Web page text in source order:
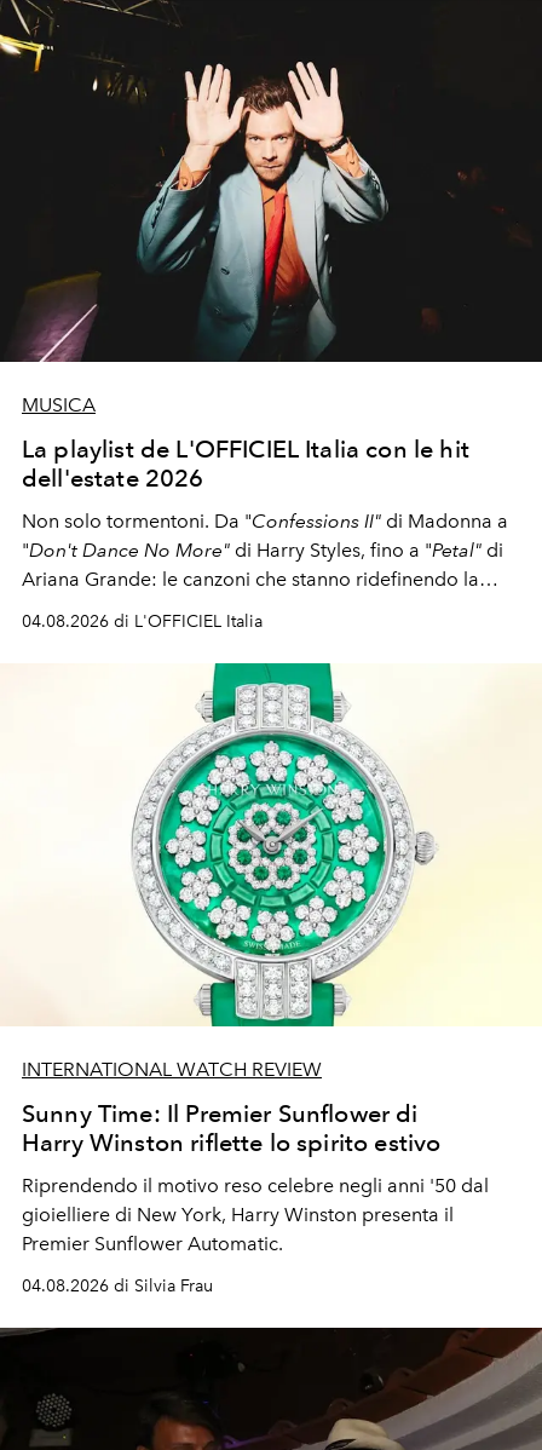
MUSICA
La playlist de L'OFFICIEL Italia con le hit
dell'estate 2026
Non solo tormentoni. Da "Confessions II" di Madonna a
"Don't Dance No More" di Harry Styles, fino a "Petal" di
Ariana Grande: le canzoni che stanno ridefinendo la
04.08.2026 di L'OFFICIEL Italia
INTERNATIONAL WATCH REVIEW
Sunny Time: Il Premier Sunflower di
Harry Winston riflette lo spirito estivo
Riprendendo il motivo reso celebre negli anni '50 dal
gioielliere di New York, Harry Winston presenta il
Premier Sunflower Automatic.
04.08.2026 di Silvia Frau